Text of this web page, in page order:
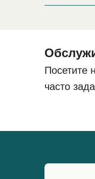
Ronne -
Ronne -
Посетите
часто